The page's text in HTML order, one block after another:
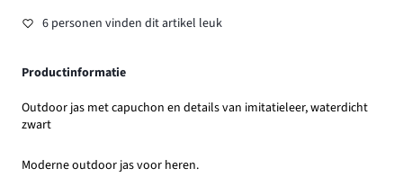
6 personen vinden dit artikel leuk
Productinformatie
Outdoor jas met capuchon en details van imitatieleer, waterdicht
zwart
Moderne outdoor jas voor heren.